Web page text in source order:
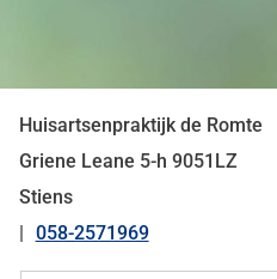
Huisartsenpraktijk de Romte
Griene Leane 5-h 9051LZ
Stiens
Tel:
058-2571969